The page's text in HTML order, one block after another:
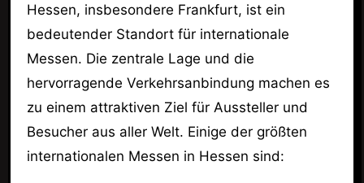
Hessen, insbesondere Frankfurt, ist ein
bedeutender Standort für internationale
Messen. Die zentrale Lage und die
hervorragende Verkehrsanbindung machen es
zu einem attraktiven Ziel für Aussteller und
Besucher aus aller Welt. Einige der größten
internationalen Messen in Hessen sind: